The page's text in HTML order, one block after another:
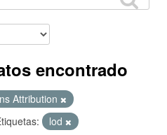
encontrado
Attribution
lod